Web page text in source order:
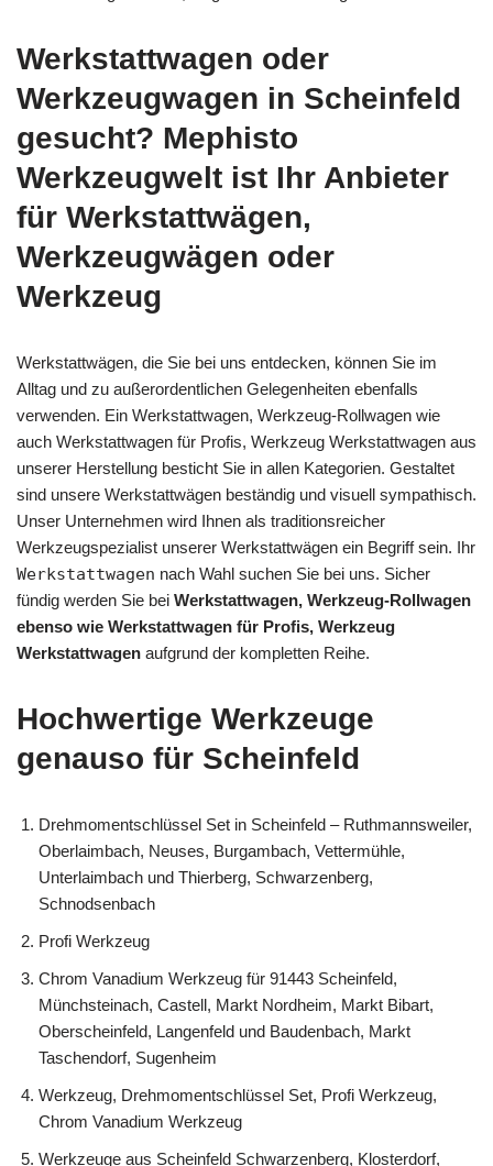
Werkstattwagen oder
Werkzeugwagen in Scheinfeld
gesucht? Mephisto
Werkzeugwelt ist Ihr Anbieter
für Werkstattwägen,
Werkzeugwägen oder
Werkzeug
Werkstattwägen, die Sie bei uns entdecken, können Sie im
Alltag und zu außerordentlichen Gelegenheiten ebenfalls
verwenden. Ein Werkstattwagen, Werkzeug-Rollwagen wie
auch Werkstattwagen für Profis, Werkzeug Werkstattwagen aus
unserer Herstellung besticht Sie in allen Kategorien. Gestaltet
sind unsere Werkstattwägen beständig und visuell sympathisch.
Unser Unternehmen wird Ihnen als traditionsreicher
Werkzeugspezialist unserer Werkstattwägen ein Begriff sein. Ihr
Werkstattwagen nach Wahl suchen Sie bei uns. Sicher
fündig werden Sie bei Werkstattwagen, Werkzeug-Rollwagen
ebenso wie Werkstattwagen für Profis, Werkzeug
Werkstattwagen aufgrund der kompletten Reihe.
Hochwertige Werkzeuge
genauso für Scheinfeld
Drehmomentschlüssel Set in Scheinfeld – Ruthmannsweiler,
Oberlaimbach, Neuses, Burgambach, Vettermühle,
Unterlaimbach und Thierberg, Schwarzenberg,
Schnodsenbach
Profi Werkzeug
Chrom Vanadium Werkzeug für 91443 Scheinfeld,
Münchsteinach, Castell, Markt Nordheim, Markt Bibart,
Oberscheinfeld, Langenfeld und Baudenbach, Markt
Taschendorf, Sugenheim
Werkzeug, Drehmomentschlüssel Set, Profi Werkzeug,
Chrom Vanadium Werkzeug
Werkzeuge aus Scheinfeld Schwarzenberg, Klosterdorf,